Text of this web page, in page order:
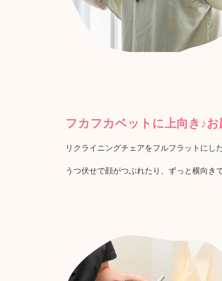
フカフカベットに上向き♪
リクライニングチェアをフルフラットにし
うつ伏せで顔がつぶれたり、ずっと横向き